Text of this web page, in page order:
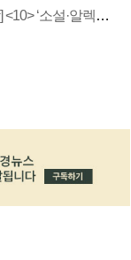
[이병주 타계 30주기…새로 읽는 나림 명작] <10> ‘소설·알렉산드리아’